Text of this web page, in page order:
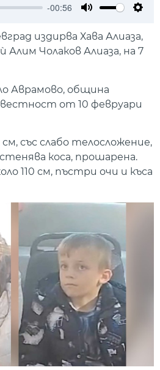
-00:56
издирва Хава Алиаза,
Алим Чолаков Алиаза, на 7
Аврамово, община
от 10 февруари
със слабо телосложение,
коса, прошарена.
110 см, пъстри очи и къса